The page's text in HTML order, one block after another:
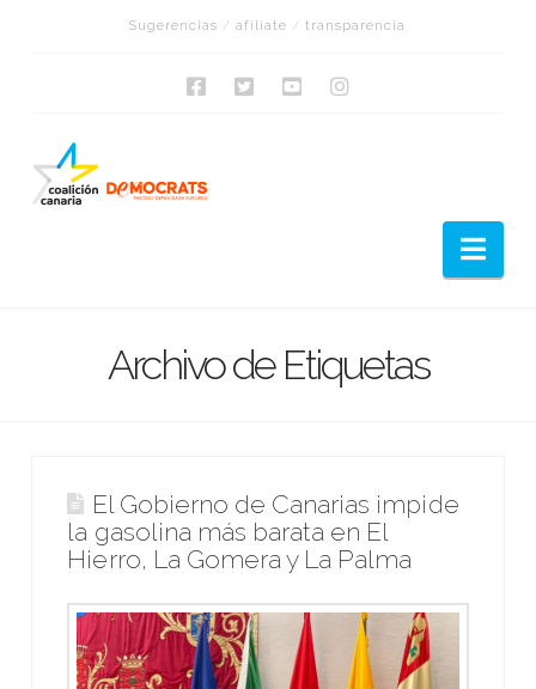
Sugerencias /afíliate /transparencia
Archivo de Etiquetas
El Gobierno de Canarias impide
la gasolina más barata en El
Hierro, La Gomera y La Palma